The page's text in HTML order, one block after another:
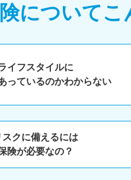
についてこ
イフスタイルに
っているのかわからない
クに備えるには
険が必要なの？